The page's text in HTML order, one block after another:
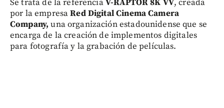
Se trata de la referenciaV-RAPTOR 8K VV, creada
por la empresaRed Digital Cinema Camera
Company, una organización estadounidense que se
encarga de la creación de implementos digitales
para fotografía y la grabación de películas.